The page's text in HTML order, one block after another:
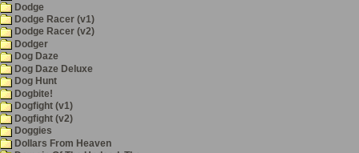
Dodge
Dodge Racer (v1)
Dodge Racer (v2)
Dodger
Dog Daze
Dog Daze Deluxe
Dog Hunt
Dogbite!
Dogfight (v1)
Dogfight (v2)
Doggies
Dollars From Heaven